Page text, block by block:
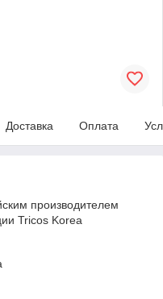
Доставка Оплата
производителем
Tricos Korea